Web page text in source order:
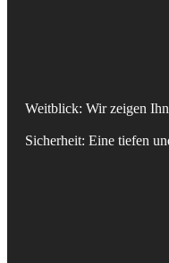
Weitblick: Wir zeigen
Sicherheit: Eine tiefen